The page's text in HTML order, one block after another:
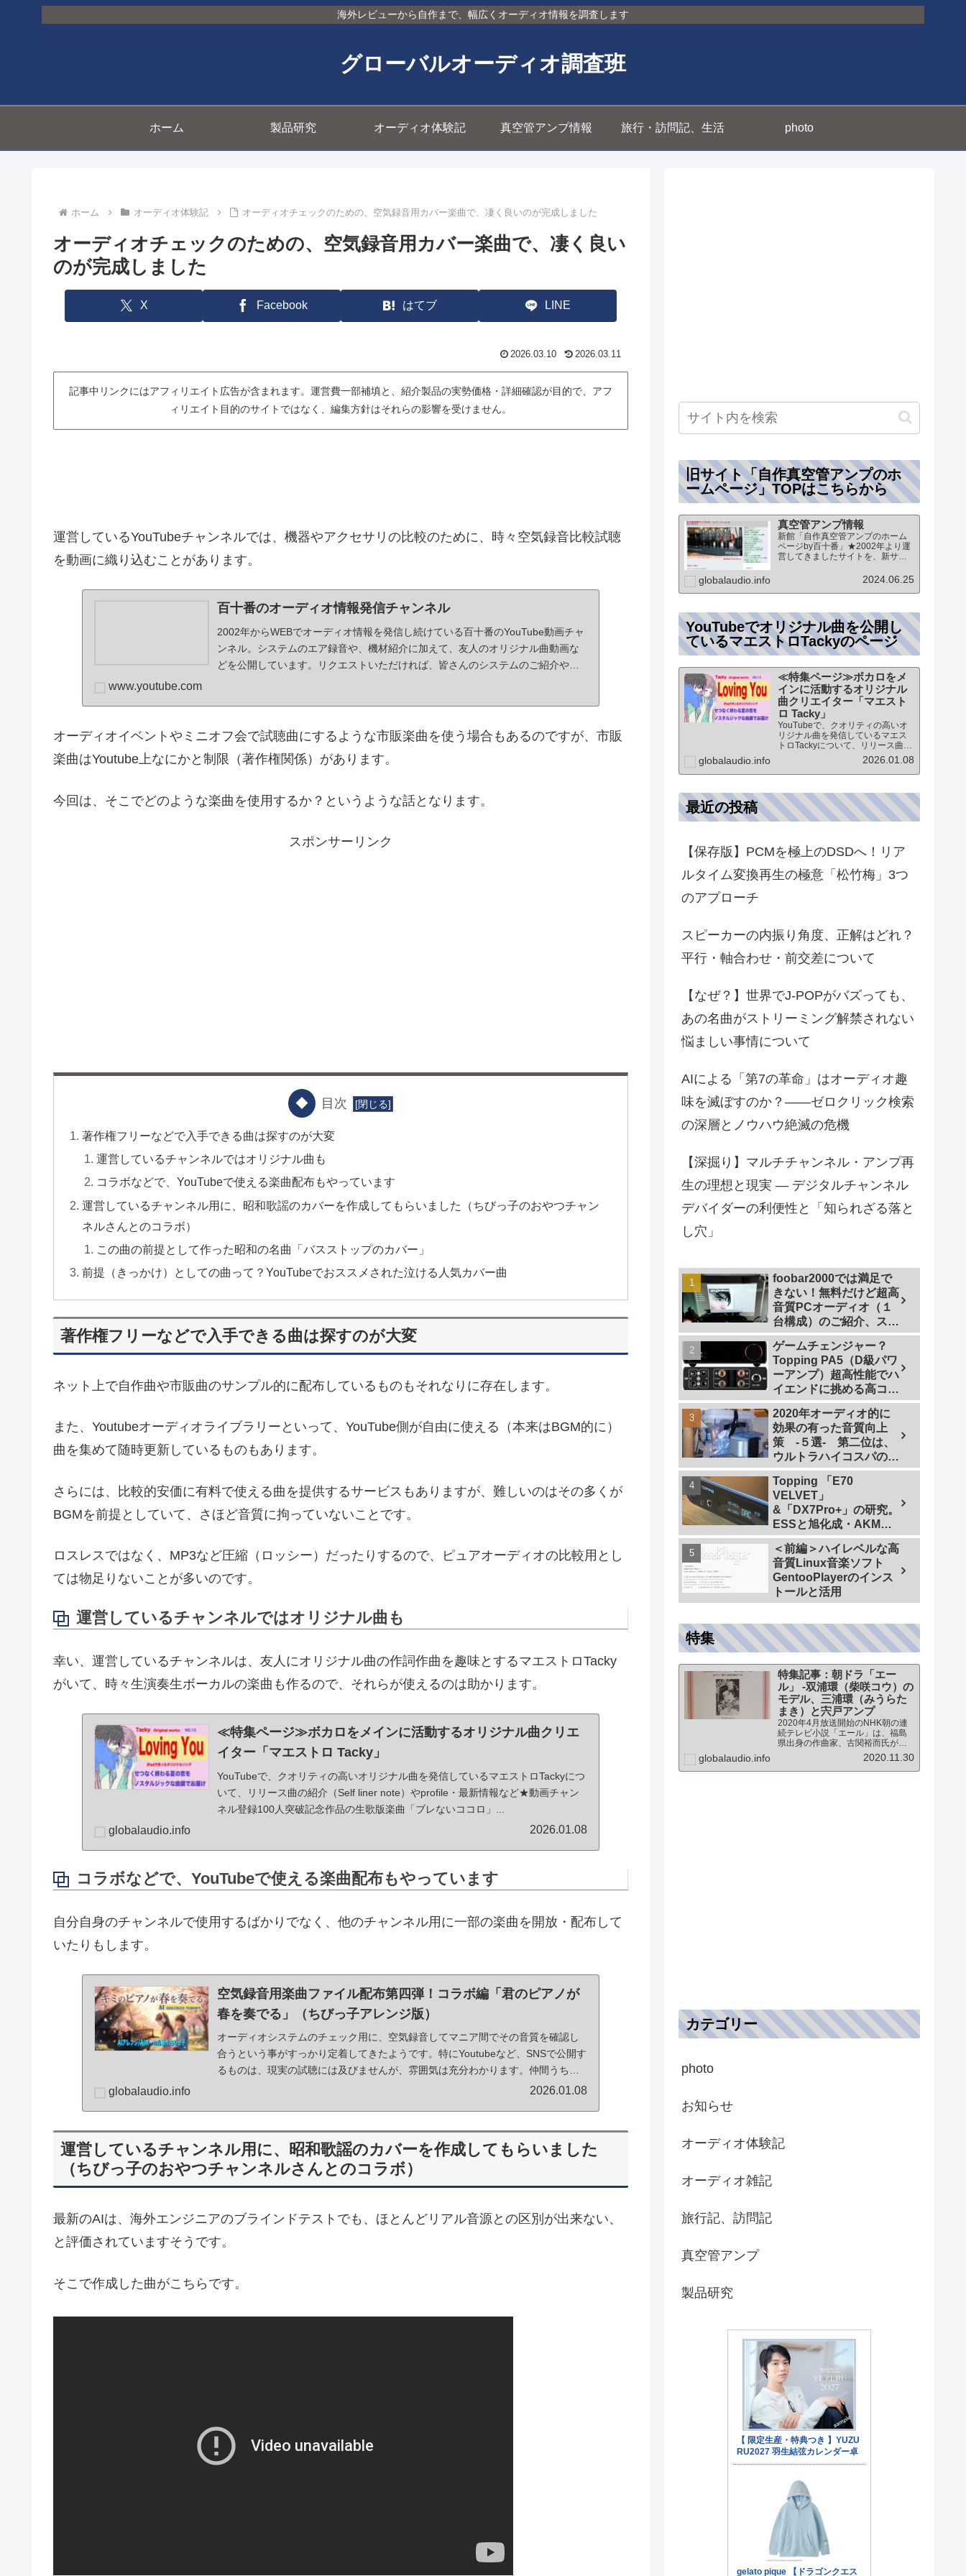
海外レビューから自作まで、幅広くオーディオ情報を調査します
グローバルオーディオ調査班
ホーム 製品研究 オーディオ体験記 真空管アンプ情報 旅行・訪問記、生活 photo
ホーム オーディオ体験記 オーディオチェックのための、空気録音用カバー楽曲で、凄く良いのが完成しました
オーディオチェックのための、空気録音用カバー楽曲で、凄く良い
のが完成しました
X Facebook はてブ LINE
2026.03.10 2026.03.11
記事中リンクにはアフィリエイト広告が含まれます。運営費一部補填と、紹介製品の実勢価格・詳細確認が目的で、アフ
ィリエイト目的のサイトではなく、編集方針はそれらの影響を受けません。
運営しているYouTubeチャンネルでは、機器やアクセサリの比較のために、時々空気録音比較試聴
を動画に織り込むことがあります。
百十番のオーディオ情報発信チャンネル
2002年からWEBでオーディオ情報を発信し続けている百十番のYouTube動画チャ
ンネル。システムのエア録音や、機材紹介に加えて、友人のオリジナル曲動画な
どを公開しています。リクエストいただければ、皆さんのシステムのご紹介や知
www.youtube.com
オーディオイベントやミニオフ会で試聴曲にするような市販楽曲を使う場合もあるのですが、市販
楽曲はYoutube上なにかと制限（著作権関係）があります。
今回は、そこでどのような楽曲を使用するか？というような話となります。
スポンサーリンク
目次
著作権フリーなどで入手できる曲は探すのが大変
運営しているチャンネルではオリジナル曲も
コラボなどで、YouTubeで使える楽曲配布もやっています
運営しているチャンネル用に、昭和歌謡のカバーを作成してもらいました（ちびっ子のおやつチャン
ネルさんとのコラボ）
この曲の前提として作った昭和の名曲「バスストップのカバー」
前提（きっかけ）としての曲って？YouTubeでおススメされた泣ける人気カバー曲
著作権フリーなどで入手できる曲は探すのが大変
ネット上で自作曲や市販曲のサンプル的に配布しているものもそれなりに存在します。
また、Youtubeオーディオライブラリーといって、YouTube側が自由に使える（本来はBGM的に）
曲を集めて随時更新しているものもあります。
さらには、比較的安価に有料で使える曲を提供するサービスもありますが、難しいのはその多くが
BGMを前提としていて、さほど音質に拘っていないことです。
ロスレスではなく、MP3など圧縮（ロッシー）だったりするので、ピュアオーディオの比較用とし
ては物足りないことが多いのです。
運営しているチャンネルではオリジナル曲も
幸い、運営しているチャンネルは、友人にオリジナル曲の作詞作曲を趣味とするマエストロTacky
がいて、時々生演奏生ボーカルの楽曲も作るので、それらが使えるのは助かります。
≪特集ページ≫ボカロをメインに活動するオリジナル曲クリエ
イター「マエストロ Tacky」
YouTubeで、クオリティの高いオリジナル曲を発信しているマエストロTackyにつ
いて、リリース曲の紹介（Self liner note）やprofile・最新情報など★動画チャン
ネル登録100人突破記念作品の生歌版楽曲「ブレないココロ」...
globalaudio.info 2026.01.08
コラボなどで、YouTubeで使える楽曲配布もやっています
自分自身のチャンネルで使用するばかりでなく、他のチャンネル用に一部の楽曲を開放・配布して
いたりもします。
空気録音用楽曲ファイル配布第四弾！コラボ編「君のピアノが
春を奏でる」（ちびっ子アレンジ版）
オーディオシステムのチェック用に、空気録音してマニア間でその音質を確認し
合うという事がすっかり定着してきたようです。特にYoutubeなど、SNSで公開す
るものは、現実の試聴には及びませんが、雰囲気は充分わかります。仲間うち以
globalaudio.info 2026.01.08
運営しているチャンネル用に、昭和歌謡のカバーを作成してもらいました
（ちびっ子のおやつチャンネルさんとのコラボ）
最新のAIは、海外エンジニアのブラインドテストでも、ほとんどリアル音源との区別が出来ない、
と評価されていますそうです。
そこで作成した曲がこちらです。
旧サイト「自作真空管アンプのホ
ームページ」TOPはこちらから
真空管アンプ情報
新館「自作真空管アンプのホーム
ページby百十番」★2002年より運
営してきましたサイトを、新サイ
は、「新館:自作真空管アンプのホ
ジになりますオーディオ情報全般
globalaudio.info 2024.06.25
YouTubeでオリジナル曲を公開し
ているマエストロTackyのページ
≪特集ページ≫ボカロをメ
インに活動するオリジナル
曲クリエイター「マエスト
ロ Tacky」
YouTubeで、クオリティの高いオ
リジナル曲を発信しているマエス
トロTackyについて、リリース曲の
紹介（Self liner note）やprofile・
最新情報など★動画チャンネル登
録100人突破記念作品の生歌版楽曲
globalaudio.info 2026.01.08
最近の投稿
【保存版】PCMを極上のDSDへ！リア
ルタイム変換再生の極意「松竹梅」3つ
のアプローチ
スピーカーの内振り角度、正解はどれ？
平行・軸合わせ・前交差について
【なぜ？】世界でJ-POPがバズっても、
あの名曲がストリーミング解禁されない
悩ましい事情について
AIによる「第7の革命」はオーディオ趣
味を滅ぼすのか？――ゼロクリック検索
の深層とノウハウ絶滅の危機
【深掘り】マルチチャンネル・アンプ再
生の理想と現実 — デジタルチャンネル
デバイダーの利便性と「知られざる落と
し穴」
foobar2000では満足で
きない！無料だけど超高
音質PCオーディオ（１
台構成）のご紹介、スマ
ホで操作も
ゲームチェンジャー？
Topping PA5（D級パワ
ーアンプ）超高性能でハ
イエンドに挑める高コス
トパフォーマンスなパワ
ーアンプの研究
2020年オーディオ的に
効果の有った音質向上
策 -５選- 第二位は、
ウルトラハイコスパの仮
想アース
Topping 「E70
VELVET」
&「DX7Pro+」の研究。
ESSと旭化成・AKMの
ハイエンドDAC比較＜
同一メーカーでテスト
【ES9038PRO Vs
AK4499EX】＞
＜前編＞ハイレベルな高
音質Linux音楽ソフト
GentooPlayerのインス
トールと活用
特集
特集記事：朝ドラ「エー
ル」 -双浦環（柴咲コウ）の
モデル、三浦環（みうらた
まき）と宍戸アンプ
2020年4月放送開始のNHK朝の連
続テレビ小説「エール」は、福島
県出身の作曲家、古関裕而氏がモ
デルとなっています。このドラマ
に登場する戦前の声楽家、三浦環
さんと、本サイトにも登場する宍
globalaudio.info 2020.11.30
カテゴリー
photo
お知らせ
オーディオ体験記
オーディオ雑記
旅行記、訪問記
真空管アンプ
製品研究